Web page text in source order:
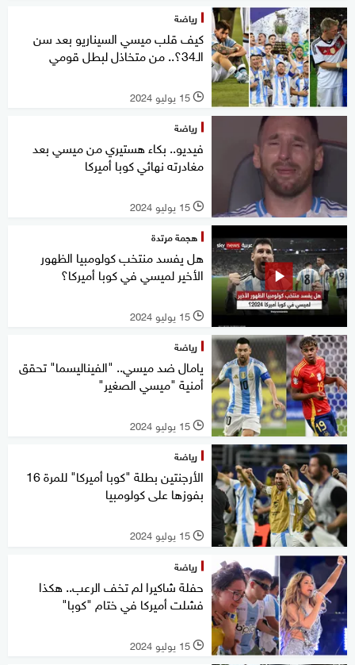
رياضة
كيف قلب ميسي السيناريو بعد سن
الـ34؟.. من متخاذل لبطل قومي
l 15 يوليو 2024
رياضة
فيديو.. بكاء هستيري من ميسي بعد
مغادرته نهائي كوبا أميركا
l 15 يوليو 2024
هجمة مرتدة
هل يفسد منتخب كولومبيا الظهور
الأخير لميسي في كوبا أميركا؟
l 15 يوليو 2024
رياضة
يامال ضد ميسي.. "الفيناليسما" تحقق
أمنية "ميسي الصغير"
l 15 يوليو 2024
رياضة
الأرجنتين بطلة "كوبا أميركا" للمرة 16
بفوزها على كولومبيا
l 15 يوليو 2024
رياضة
حفلة شاكيرا لم تخف الرعب.. هكذا
فشلت أميركا في ختام "كوبا"
l 15 يوليو 2024